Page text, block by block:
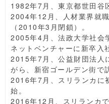
1982年7月、東京都世田谷
2004年12月、人材業界就
（2010年3月閉鎖）。
2005年4月、法政大学社会
ネットベンチャーに新卒入
2015年7月、公益財団法人
がら、新宿ゴールデン街で
2016年7月、スリランカに
始。
2016年12月、スリランカで